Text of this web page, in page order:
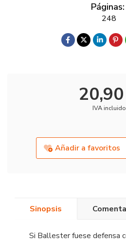
Páginas:
248
IVA incluido
Añadir a favoritos
Sinopsis
Si Ballester fuese defensa